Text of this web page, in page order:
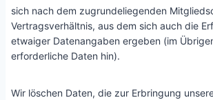
sich nach dem zugrundeliegenden
Vertragsverhältnis, aus dem sich auch die
etwaiger Datenangaben ergeben (im
erforderliche Daten hin).
Wir löschen Daten, die zur Erbringung